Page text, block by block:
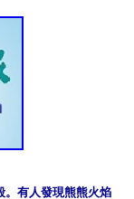
。有人發現熊熊火焰